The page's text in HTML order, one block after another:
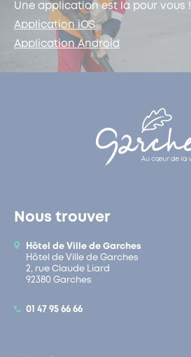
Une application est là pour vous !
Application iOS
Application Android
Nous trouver
Hôtel de Ville de Garches
Hôtel de Ville de Garches
2, rue Claude Liard
92380 Garches
01 47 95 66 66